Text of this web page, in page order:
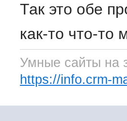
Так это обе
как-то что-то
Умные сайты на
https://info.crm-